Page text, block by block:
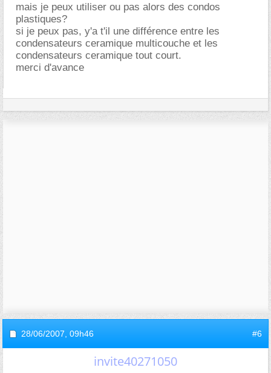
mais je peux utiliser ou pas alors des condos
plastiques?
si je peux pas, y'a t'il une différence entre les
condensateurs ceramique multicouche et les
condensateurs ceramique tout court.
merci d'avance
28/06/2007, 09h46 #6
invite40271050